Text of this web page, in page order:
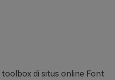
toolbox di situs online Font